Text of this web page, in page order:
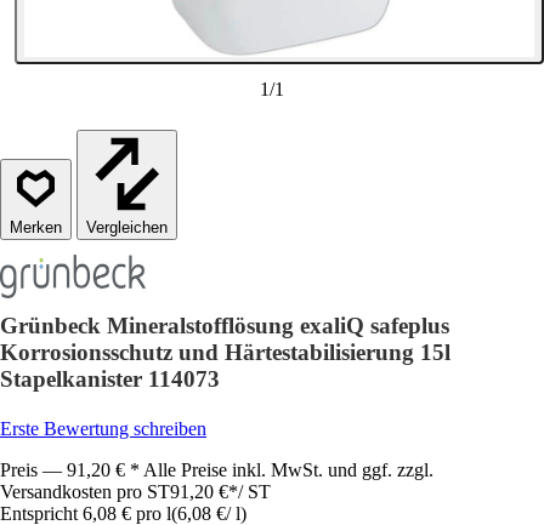
1/1
Vergleichen
Grünbeck Mineralstofflösung exaliQ safeplus
Korrosionsschutz und Härtestabilisierung 15l
Stapelkanister 114073
Erste Bewertung schreiben
Preis — 91,20 € * Alle Preise inkl. MwSt. und ggf. zzgl.
Versandkosten pro ST91,20 €*/ ST
Entspricht 6,08 € pro l(6,08 €/ l)